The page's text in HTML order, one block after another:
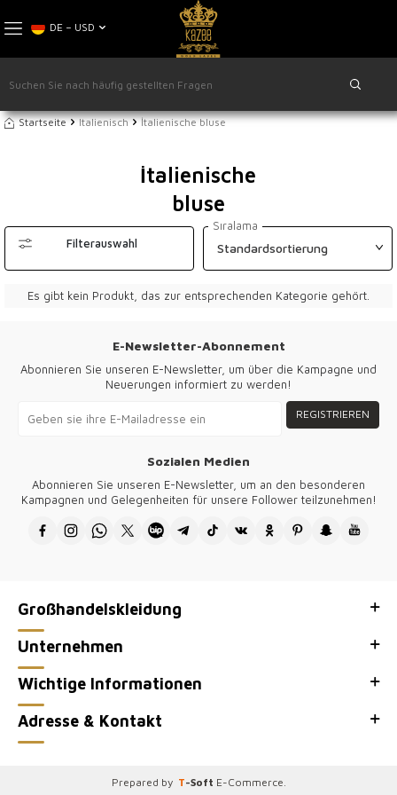
DE − USD
Startseite Italienisch İtalienische bluse
İtalienische
bluse
Filterauswahl
Sıralama
Es gibt kein Produkt, das zur entsprechenden Kategorie gehört.
E-Newsletter-Abonnement
Abonnieren Sie unseren E-Newsletter, um über die Kampagne und
Neuerungen informiert zu werden!
REGISTRIEREN
Sozialen Medien
Abonnieren Sie unseren E-Newsletter, um an den besonderen
Kampagnen und Gelegenheiten für unsere Follower teilzunehmen!
Großhandelskleidung
Unternehmen
Wichtige Informationen
Adresse & Kontakt
Prepared by T-Soft E-Commerce.